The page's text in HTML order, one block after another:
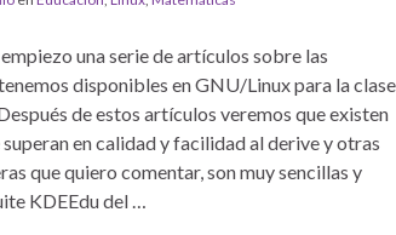
una serie de artículos sobre las
disponibles en GNU/Linux para la clase
de estos artículos veremos que existen
en calidad y facilidad al derive y otras
que quiero comentar, son muy sencillas y
KDEEdu del …